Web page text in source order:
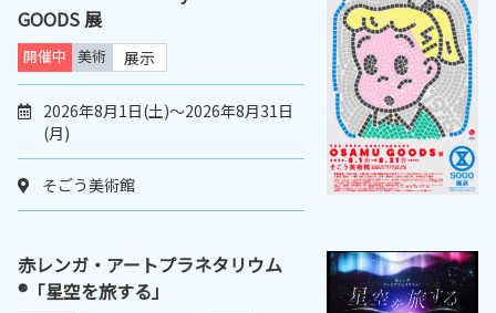
GOODS 展
開催中 美術 展示
2026年8月1日(土)～2026年8月31日
(月)
そごう美術館
赤レンガ・アートプラネタリウム
®「星空を旅する」